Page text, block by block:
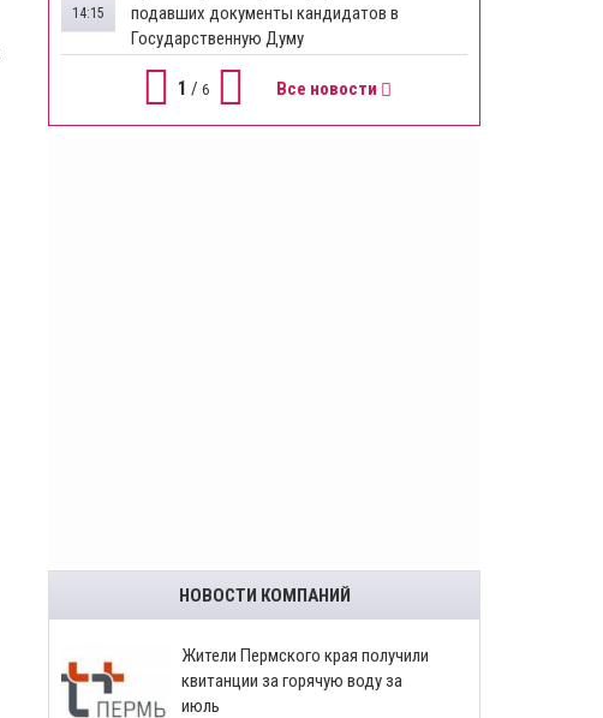
подавших документы кандидатов в
Государственную Думу
14:15
1 / 6 Все новости
НОВОСТИ КОМПАНИЙ
​Жители Пермского края получили
квитанции за горячую воду за
июль